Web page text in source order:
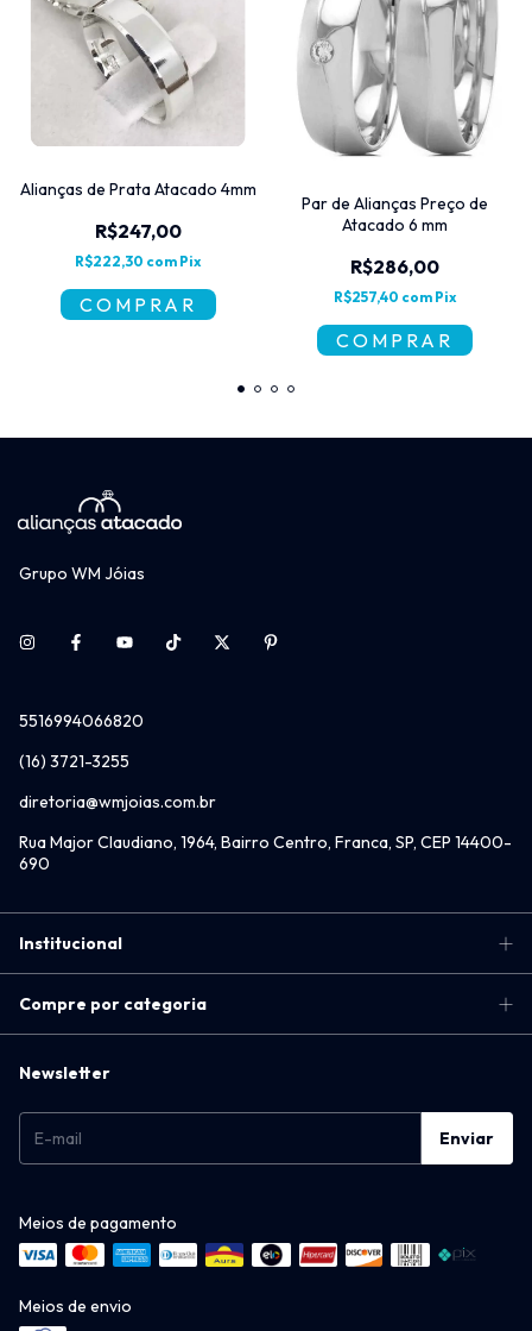
Alianças de Prata Atacado 4mm
R$247,00
R$222,30 com Pix
Par de Alianças Preço de
Atacado 6 mm
R$286,00
R$257,40 com Pix
Grupo WM Jóias
5516994066820
(16) 3721-3255
diretoria@wmjoias.com.br
Rua Major Claudiano, 1964, Bairro Centro, Franca, SP, CEP 14400-
690
Institucional
Compre por categoria
Newsletter
Meios de pagamento
Meios de envio